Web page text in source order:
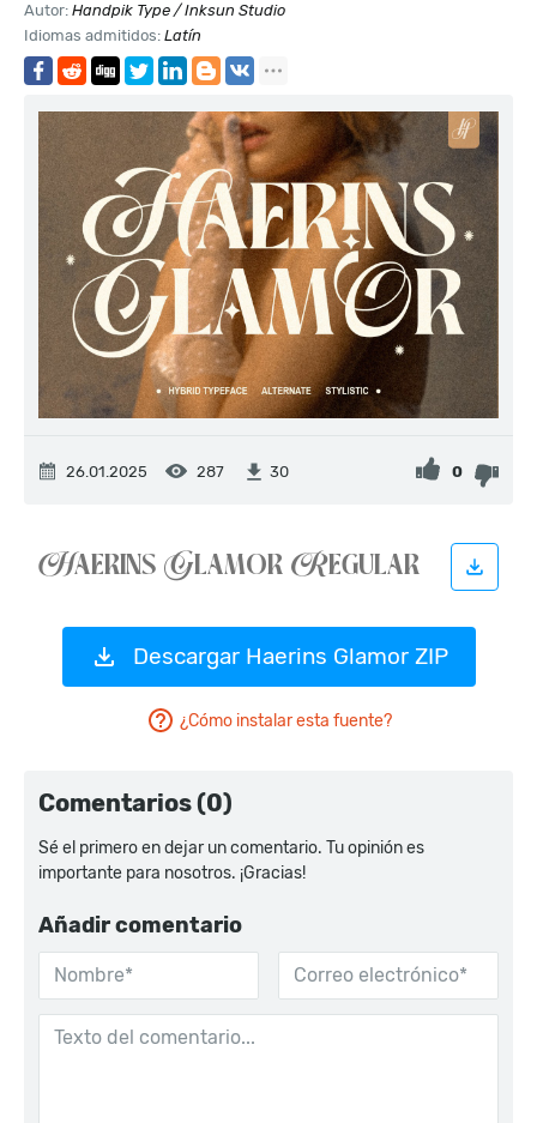
Autor: Handpik Type / Inksun Studio
Idiomas admitidos: Latín
26.01.2025 287 30 0
Descargar Haerins Glamor ZIP
¿Cómo instalar esta fuente?
Comentarios (0)
Sé el primero en dejar un comentario. Tu opinión es
importante para nosotros. ¡Gracias!
Añadir comentario